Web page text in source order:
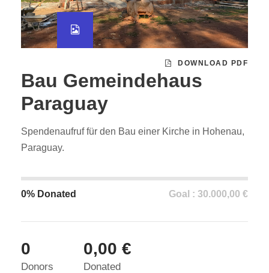
DOWNLOAD PDF
Bau Gemeindehaus
Paraguay
Spendenaufruf für den Bau einer Kirche in Hohenau,
Paraguay.
0% Donated Goal : 30.000,00 €
0
Donors
0,00 €
Donated